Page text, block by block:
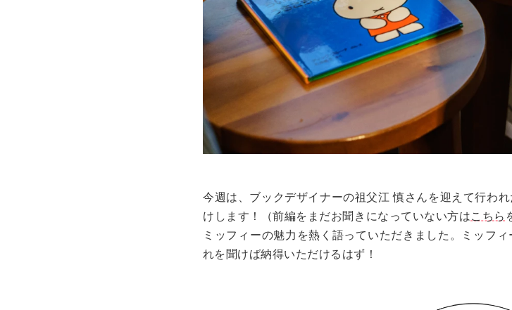
今週は、ブックデザイナーの祖父江 慎さんを迎えて行わ
けします！（前編をまだお聞きになっていない方はこちら
ミッフィーの魅力を熱く語っていただきました。ミッフ
れを聞けば納得いただけるはず！